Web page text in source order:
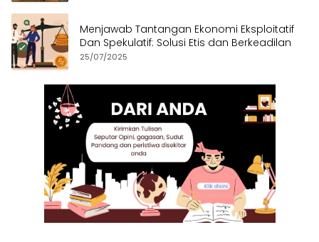
Menjawab Tantangan Ekonomi Eksploitatif
Dan Spekulatif: Solusi Etis dan Berkeadilan
25/07/2025